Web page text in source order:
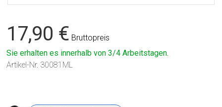
17,90 € Bruttopreis
Sie erhalten es innerhalb von 3/4 Arbeitstagen.
Artikel-Nr. 30081ML